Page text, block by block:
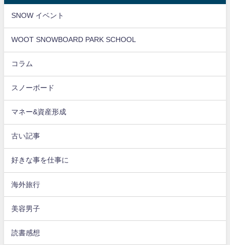
SNOW イベント
WOOT SNOWBOARD PARK SCHOOL
コラム
スノーボード
マネー&資産形成
古い記事
好きな事を仕事に
海外旅行
美容男子
読書感想